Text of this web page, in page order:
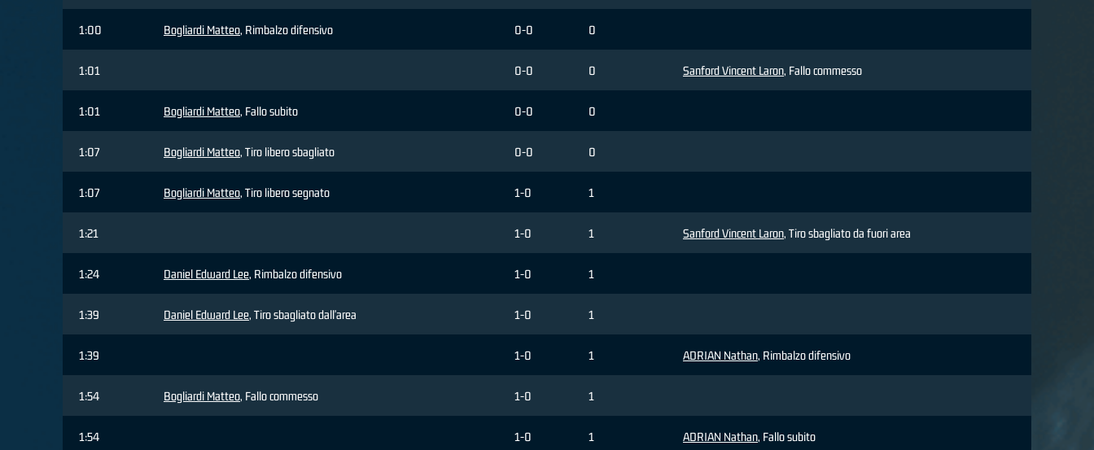
1:00 Bogliardi Matteo, Rimbalzo difensivo 0-0 0
1:01 0-0 0 Sanford Vincent Laron, Fallo commesso
1:01 Bogliardi Matteo, Fallo subito 0-0 0
1:07 Bogliardi Matteo, Tiro libero sbagliato 0-0 0
1:07 Bogliardi Matteo, Tiro libero segnato 1-0 1
1:21 1-0 1 Sanford Vincent Laron, Tiro sbagliato da fuori area
1:24 Daniel Edward Lee, Rimbalzo difensivo 1-0 1
1:39 Daniel Edward Lee, Tiro sbagliato dall'area 1-0 1
1:39 1-0 1 ADRIAN Nathan, Rimbalzo difensivo
1:54 Bogliardi Matteo, Fallo commesso 1-0 1
1:54 1-0 1 ADRIAN Nathan, Fallo subito